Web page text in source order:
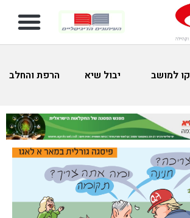
קו למושב יבול שיא הרפת והחלב